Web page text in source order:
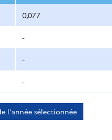
0,077
-
-
-
l'année sélectionnée